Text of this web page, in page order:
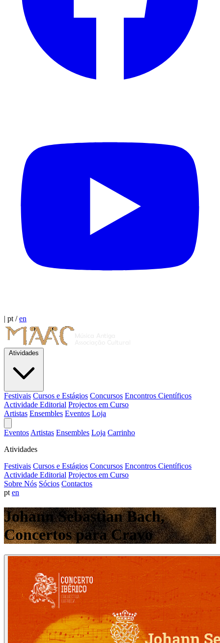
| pt / en
Atividades
Festivais Cursos e Estágios Concursos Encontros Científicos
Actividade Editorial Projectos em Curso
Artistas Ensembles Eventos Loja
Eventos Artistas Ensembles Loja Carrinho
Atividades
Festivais Cursos e Estágios Concursos Encontros Científicos
Actividade Editorial Projectos em Curso
Sobre Nós Sócios Contactos
pt en
Johann Sebastian Bach,
Concertos para Cravo